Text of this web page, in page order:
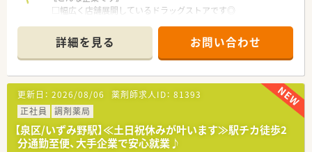
□幅広く店舗展開しているドラッグストアです◎
応えることができます。
幅広い経験も積んでいただけますよ。
□ステップアップ研修や店長研修などもあり、段階的なスキルア
ップができますよ。
OTC販売未経験の方ももちろん歓迎です。
□キャリアパスが充実！薬剤師として経験を積み、
将来的には店長や本部スタッフとして活躍することも可能で
す。
経営にご興味のある方歓迎です♪
詳細を見る お問い合わせ
更新日： 2026/08/06 薬剤師求人ID： 81393
正社員
調剤薬局
【泉区/いずみ野駅】≪土日祝休みが叶います≫駅チカ徒歩2
分通勤至便、大手企業で安心就業♪